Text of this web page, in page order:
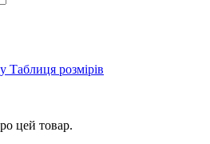
Таблиця розмірів
цей товар.